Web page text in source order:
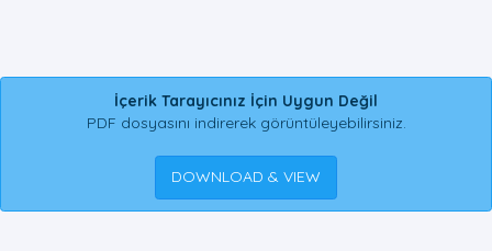
İçerik Tarayıcınız İçin Uygun Değil
PDF dosyasını indirerek görüntüleyebilirsiniz.
DOWNLOAD & VIEW